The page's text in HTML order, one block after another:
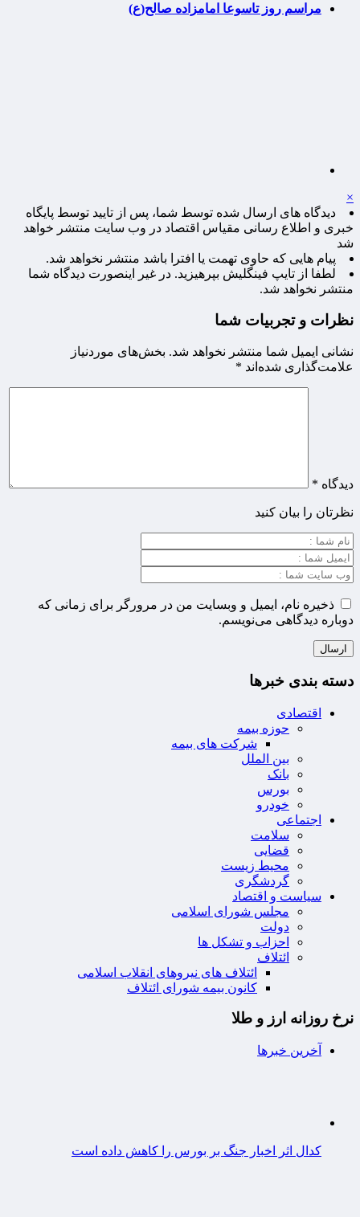
مراسم روز تاسوعا امامزاده صالح(ع)
×
دیدگاه های ارسال شده توسط شما، پس از تایید توسط پایگاه
خبری و اطلاع رسانی مقیاس اقتصاد در وب سایت منتشر خواهد
شد
پیام هایی که حاوی تهمت یا افترا باشد منتشر نخواهد شد.
لطفا از تایپ فینگلیش بپرهیزید. در غیر اینصورت دیدگاه شما
منتشر نخواهد شد.
نظرات و تجربیات شما
نشانی ایمیل شما منتشر نخواهد شد. بخش‌های موردنیاز
علامت‌گذاری شده‌اند *
دیدگاه *
نظرتان را بیان کنید
ذخیره نام، ایمیل و وبسایت من در مرورگر برای زمانی که
دوباره دیدگاهی می‌نویسم.
دسته بندی خبرها
اقتصادی
حوزه بیمه
شرکت های بیمه
بین الملل
بانک
بورس
خودرو
اجتماعی
سلامت
قضایی
محیط زیست
گردشگری
سیاست و اقتصاد
مجلس شورای اسلامی
دولت
احزاب و تشکل ها
ائتلاف
ائتلاف های نیروهای انقلاب اسلامی
کانون بیمه شورای ائتلاف
نرخ روزانه ارز و طلا
آخرین خبرها
کدال اثر اخبار جنگ بر بورس را کاهش داده است